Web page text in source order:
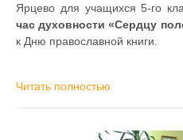
Ярцево для учащихся 5-го
час духовности «Сердцу
к Дню православной книги.
Читать полностью